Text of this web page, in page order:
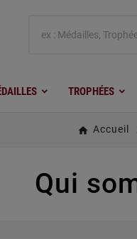
TROPHÉES
Accueil
Qui